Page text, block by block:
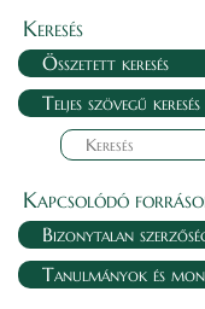
Keresés
Összetett keresés
Teljes szövegű keresés
Kapcsolódó
Bizonytalan
Tanulmányok és